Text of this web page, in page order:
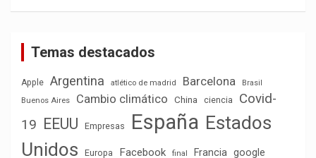
Temas destacados
Apple Argentina atlético de madrid Barcelona
Brasil
Buenos Aires
Cambio climático China ciencia
Covid-
19 EEUU Empresas España Estados
Unidos
Europa Facebook final Francia google